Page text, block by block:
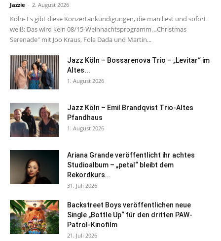
Jazzie - 2. August 2026
Köln- Es gibt diese Konzertankündigungen, die man liest und sofort
weiß: Das wird kein 08/15-Weihnachtsprogramm. „Christmas
Serenade" mit Joo Kraus, Fola Dada und Martin...
Jazz Köln – Bossarenova Trio – „Levitar“ im
Altes...
1. August 2026
Jazz Köln – Emil Brandqvist Trio-Altes
Pfandhaus
1. August 2026
Ariana Grande veröffentlicht ihr achtes
Studioalbum – „petal“ bleibt dem
Rekordkurs...
31. Juli 2026
Backstreet Boys veröffentlichen neue
Single „Bottle Up“ für den dritten PAW-
Patrol-Kinofilm
21. Juli 2026